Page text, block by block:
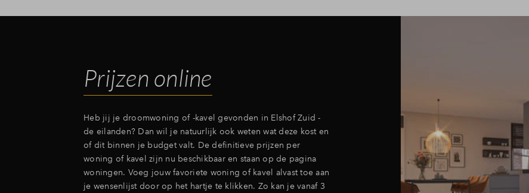
Prijzen online
Heb jij je droomwoning of -kavel gevonden in Elshof Zuid -
de eilanden? Dan wil je natuurlijk ook weten wat deze kost en
of dit binnen je budget valt. De definitieve prijzen per
woning of kavel zijn nu beschikbaar en staan op de pagina
woningen. Voeg jouw favoriete woning of kavel alvast toe aan
je wensenlijst door op het hartje te klikken. Zo kan je vanaf 3